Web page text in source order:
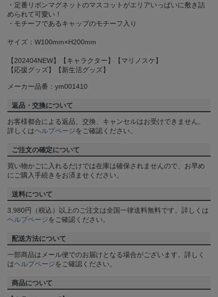
・定番リボンマグネットのマスコットがエリアいっぱいに敷き詰
められて可愛い！
・モチーフであるキャップのモチーフ入り
サイズ：W100mm×H200mm
【202404NEW】【キャラクター】【マリノスケ】
【応援グッズ】【新生活グッズ】
メーカー品番：ym001410
返品・交換について
お客様都合による返品、交換、キャンセルはお受けできません。
詳しくはヘルプページをご確認ください。
ご注文の確定について
買い物かごに入れるだけでは在庫は確保されませんので、お早め
にご購入手続きをお済ませください。
送料について
3,980円（税込）以上のご注文は全国一律送料無料です。詳しくは
ヘルプページをご確認ください。
配送方法について
一部商品はメール便でのお届けとなる場合がございます。詳しく
はヘルプページをご確認ください。
商品について